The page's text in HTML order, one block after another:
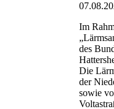
Im
des
Die
der
sowie